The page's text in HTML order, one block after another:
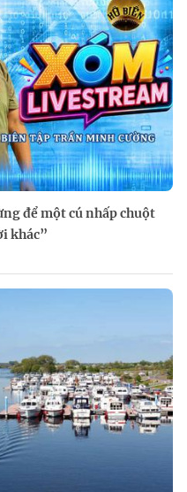
để một cú nhấp chuột
khác”